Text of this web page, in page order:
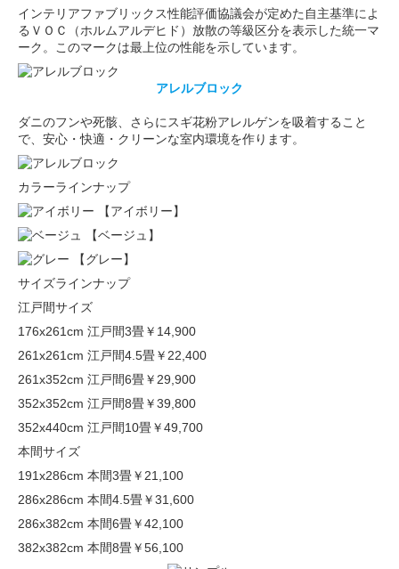
インテリアファブリックス性能評価協議会が定めた自主基準によ
るＶＯＣ（ホルムアルデヒド）放散の等級区分を表示した統一マ
ーク。このマークは最上位の性能を示しています。
アレルブロック
ダニのフンや死骸、さらにスギ花粉アレルゲンを吸着すること
で、安心・快適・クリーンな室内環境を作ります。
カラーラインナップ
【アイボリー】
【ベージュ】
【グレー】
サイズラインナップ
江戸間サイズ
176x261cm 江戸間3畳￥14,900
261x261cm 江戸間4.5畳￥22,400
261x352cm 江戸間6畳￥29,900
352x352cm 江戸間8畳￥39,800
352x440cm 江戸間10畳￥49,700
本間サイズ
191x286cm 本間3畳￥21,100
286x286cm 本間4.5畳￥31,600
286x382cm 本間6畳￥42,100
382x382cm 本間8畳￥56,100